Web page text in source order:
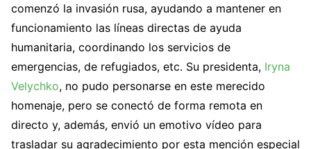
comenzó la invasión rusa, ayudando a mantener en
funcionamiento las líneas directas de ayuda
humanitaria, coordinando los servicios de
emergencias, de refugiados, etc. Su presidenta, Iryna
Velychko, no pudo personarse en este merecido
homenaje, pero se conectó de forma remota en
directo y, además, envió un emotivo vídeo para
trasladar su agradecimiento por esta mención especial